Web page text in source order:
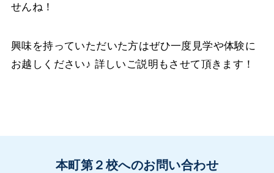
せんね！
興味を持っていただいた方はぜひ一度見学や体験に
お越しください♪ 詳しいご説明もさせて頂きます！
本町第２校へのお問い合わせ